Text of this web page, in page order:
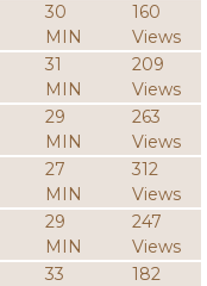
30
MIN
160
Views
31
MIN
209
Views
29
MIN
263
Views
27
MIN
312
Views
29
MIN
247
Views
33
182